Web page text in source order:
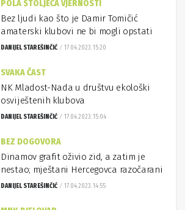
POLA STOLJEĆA VJERNOSTI
Bez ljudi kao što je Damir Tomičić
amaterski klubovi ne bi mogli opstati
DANIJEL STAREŠINČIĆ 17.04.2023. 15:20
SVAKA ČAST
NK Mladost-Nada u društvu ekološki
osviještenih klubova
DANIJEL STAREŠINČIĆ 17.04.2023. 15:04
BEZ DOGOVORA
Dinamov grafit oživio zid, a zatim je
nestao; mještani Hercegovca razočarani
DANIJEL STAREŠINČIĆ 17.04.2023. 14:55